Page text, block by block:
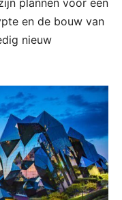
plannen voor een
en de bouw van
nieuw